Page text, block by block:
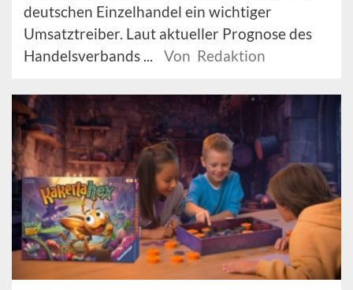
deutschen Einzelhandel ein wichtiger
Umsatztreiber. Laut aktueller Prognose des
Handelsverbands ...
Von Redaktion